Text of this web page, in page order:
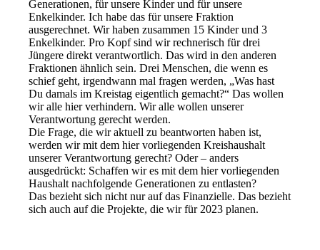
Generationen, für unsere Kinder und für unsere
Enkelkinder. Ich habe das für unsere Fraktion
ausgerechnet. Wir haben zusammen 15 Kinder und 3
Enkelkinder. Pro Kopf sind wir rechnerisch für drei
Jüngere direkt verantwortlich. Das wird in den anderen
Fraktionen ähnlich sein. Drei Menschen, die wenn es
schief geht, irgendwann mal fragen werden, „Was hast
Du damals im Kreistag eigentlich gemacht?“ Das wollen
wir alle hier verhindern. Wir alle wollen unserer
Verantwortung gerecht werden.
Die Frage, die wir aktuell zu beantworten haben ist,
werden wir mit dem hier vorliegenden Kreishaushalt
unserer Verantwortung gerecht? Oder – anders
ausgedrückt: Schaffen wir es mit dem hier vorliegenden
Haushalt nachfolgende Generationen zu entlasten?
Das bezieht sich nicht nur auf das Finanzielle. Das bezieht
sich auch auf die Projekte, die wir für 2023 planen.